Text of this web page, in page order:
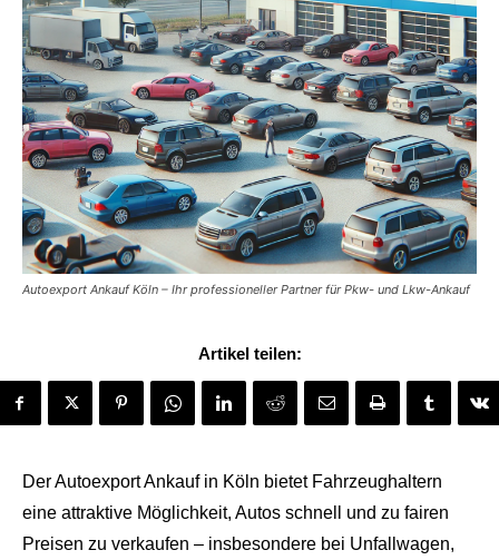
Autoexport Ankauf Köln – Ihr professioneller Partner für Pkw- und Lkw-Ankauf
Artikel teilen:
Der Autoexport Ankauf in Köln bietet Fahrzeughaltern
eine attraktive Möglichkeit, Autos schnell und zu fairen
Preisen zu verkaufen – insbesondere bei Unfallwagen,